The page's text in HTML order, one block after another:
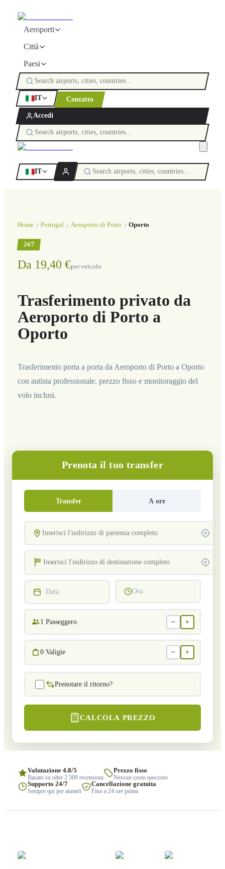
Aeroporti
Città
Paesi
IT Contatto
Accedi
IT
Home Portugal Aeroporto di Porto Oporto
24/7
Da 19,40 €per veicolo
Trasferimento privato da
Aeroporto di Porto a
Oporto
Trasferimento porta a porta da Aeroporto di Porto a Oporto
con autista professionale, prezzo fisso e monitoraggio del
volo inclusi.
Prenota il tuo transfer
Transfer A ore
Data Ora
1 Passeggero − +
0 Valigie − +
Prenotare il ritorno?
CALCOLA PREZZO
Valutazione 4.8/5
Basato su oltre 2.500 recensioni
Prezzo fisso
Nessun costo nascosto
Supporto 24/7
Sempre qui per aiutarti
Cancellazione gratuita
Fino a 24 ore prima